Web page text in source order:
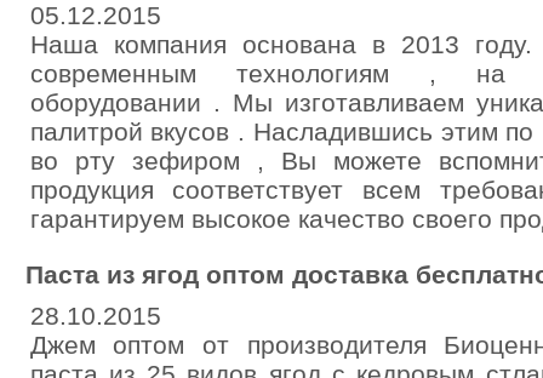
05.12.2015
Наша компания основана в 2013
современным технологиям , на
оборудовании . Мы изготавливаем
палитрой вкусов . Насладившись этим
во рту зефиром , Вы можете
продукция соответствует всем
гарантируем высокое качество своего
Паста из ягод оптом доставка
28.10.2015
Джем оптом от производителя